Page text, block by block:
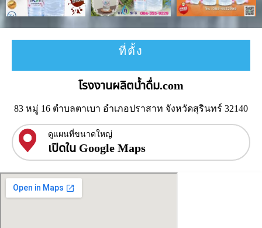
ที่ตั้ง
โรงงานผลิตน้ำดื่ม.com
83 หมู่ 16 ตำบลตาเบา อำเภอปราสาท จังหวัดสุรินทร์ 32140
ดูแผนที่ขนาดใหญ่
เปิดใน Google Maps